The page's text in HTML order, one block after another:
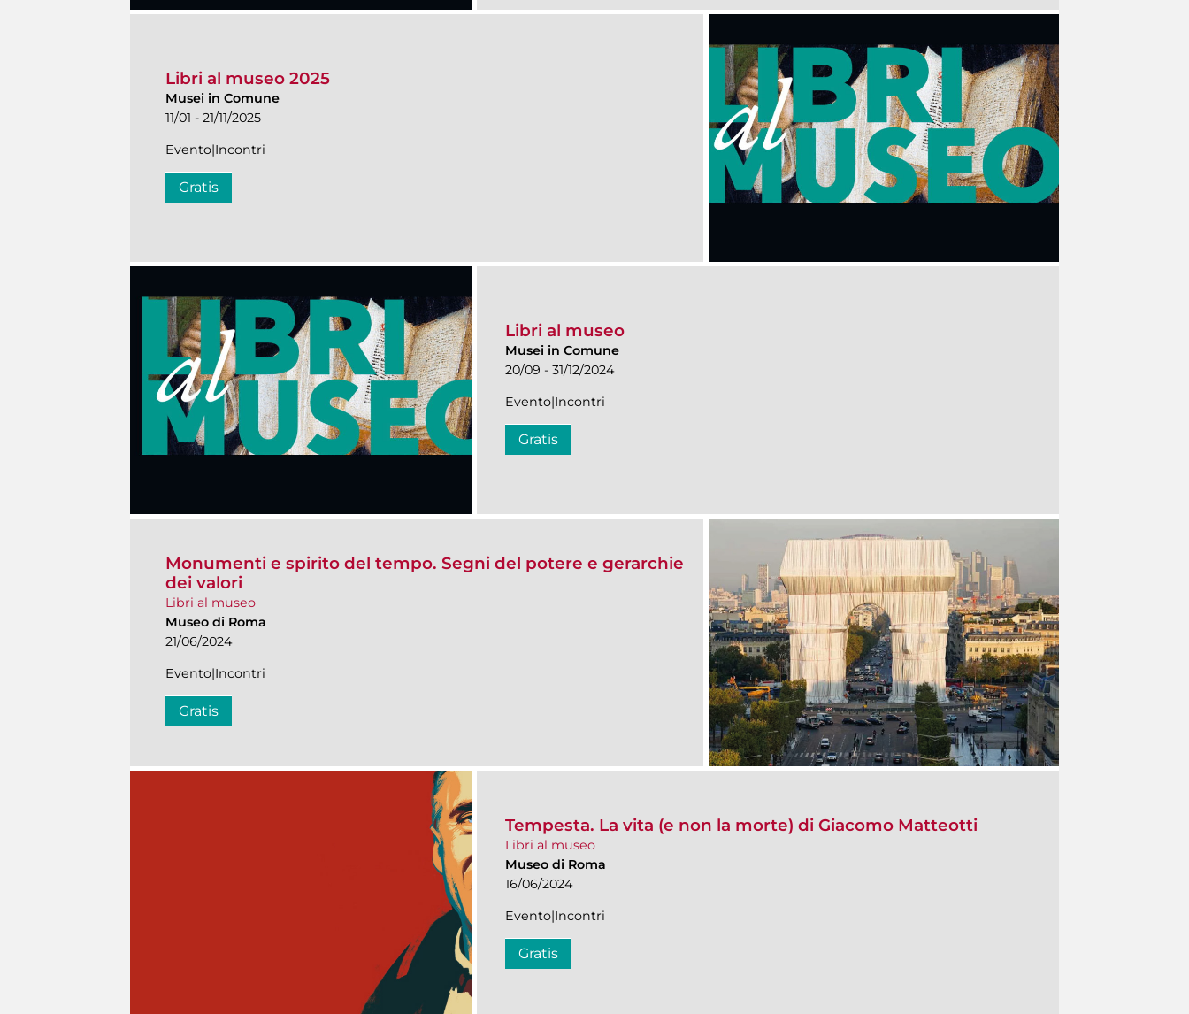
Libri al museo 2025
Musei in Comune
11/01 - 21/11/2025
Evento|Incontri
Gratis
Libri al museo
Musei in Comune
20/09 - 31/12/2024
Evento|Incontri
Gratis
Monumenti e spirito del tempo. Segni del potere e gerarchie
dei valori
Libri al museo
Museo di Roma
21/06/2024
Evento|Incontri
Gratis
Tempesta. La vita (e non la morte) di Giacomo Matteotti
Libri al museo
Museo di Roma
16/06/2024
Evento|Incontri
Gratis